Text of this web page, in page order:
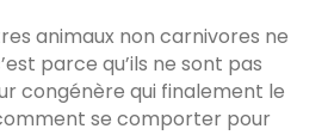
animaux non carnivores ne
parce qu’ils ne sont pas
congénère qui finalement le
se comporter pour